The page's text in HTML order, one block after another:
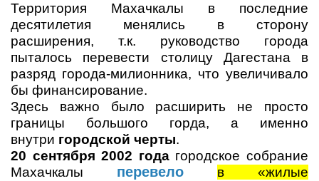
Территория Махачкалы в последние
десятилетия менялись в сторону
расширения, т.к. руководство города
пыталось перевести столицу Дагестана в
разряд города-милионника, что увеличивало
бы финансирование.
Здесь важно было расширить не просто
границы большого горда, а именно
внутри городской черты.
20 сентября 2002 года городское собрание
Махачкалы перевело
в «жилые